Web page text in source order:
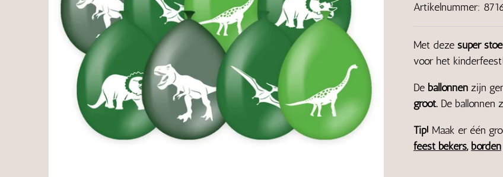
Artikelnummer:
Met deze super
voor het kinderfeest!
De ballonnen zijn
groot. De ballonnen
Tip! Maak er één
feest bekers, borden